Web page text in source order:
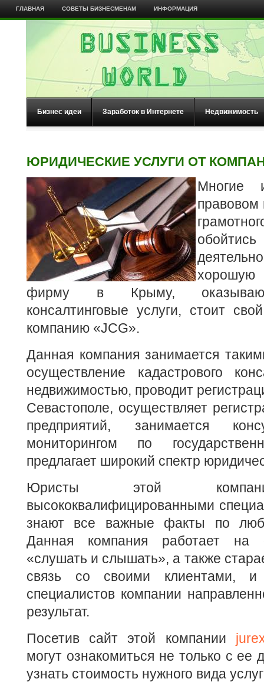
ГЛАВНАЯ СОВЕТЫ БИЗНЕСМЕНАМ ИНФОРМАЦИЯ
Бизнес идеи Заработок в Интернете Недвижимость
ЮРИДИЧЕСКИЕ УСЛУГИ ОТ
Многие
правовом
фирму в Крыму,
консалтинговые услуги, стоит
компанию «JCG».
Данная компания занимается
осуществление кадастрового
недвижимостью, проводит
Севастополе, осуществляет
предприятий, занимается
мониторингом по
предлагает широкий спектр
Юристы этой
высококвалифицированными
знают все важные факты по
Данная компания работает на
«слушать и слышать», а также
связь со своими клиентами, и
специалистов компании
результат.
Посетив сайт этой компании
могут ознакомиться не только с ее
узнать стоимость нужного вида